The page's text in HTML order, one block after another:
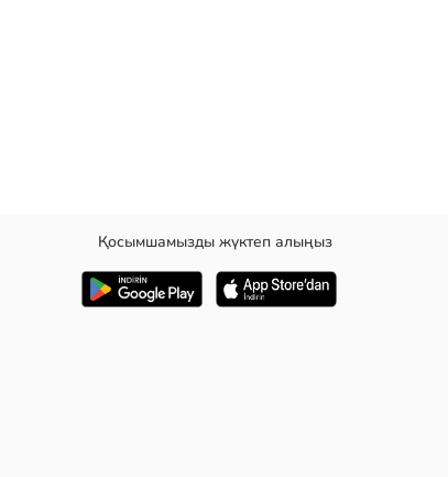
Қосымшамызды жүктеп алыңыз